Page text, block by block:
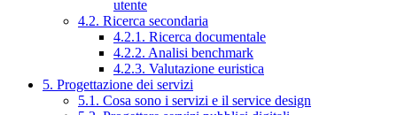
utente
4.2. Ricerca secondaria
4.2.1. Ricerca documentale
4.2.2. Analisi benchmark
4.2.3. Valutazione euristica
5. Progettazione dei servizi
5.1. Cosa sono i servizi e il service design